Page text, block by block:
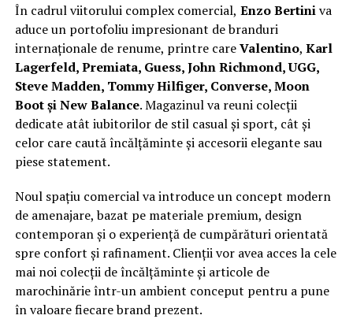
În cadrul viitorului complex comercial, Enzo Bertiniva
aduce un portofoliu impresionant de branduri
internaționale de renume, printre careValentino, Karl
Lagerfeld, Premiata, Guess, John Richmond, UGG,
Steve Madden, Tommy Hilfiger, Converse, Moon
Boot și New Balance. Magazinul va reuni colecții
dedicate atât iubitorilor de stil casual și sport, cât și
celor care caută încălțăminte și accesorii elegante sau
piese statement.
Noul spațiu comercial va introduce un concept modern
de amenajare, bazat pe materiale premium, design
contemporan și o experiență de cumpărături orientată
spre confort și rafinament. Clienții vor avea acces la cele
mai noi colecții de încălțăminte și articole de
marochinărie într-un ambient conceput pentru a pune
în valoare fiecare brand prezent.